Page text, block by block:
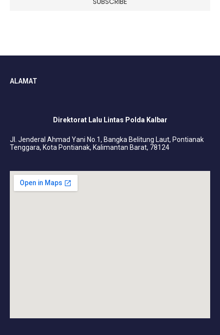
ALAMAT
Direktorat Lalu Lintas Polda Kalbar
Jl. Jenderal Ahmad Yani No.1, Bangka Belitung Laut, Pontianak
Tenggara, Kota Pontianak, Kalimantan Barat, 78124